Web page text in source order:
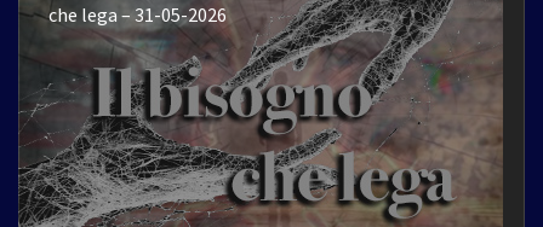
che lega – 31-05-2026